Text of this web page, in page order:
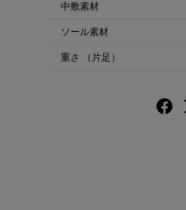
中敷素材
ソール素材
重さ （片足）